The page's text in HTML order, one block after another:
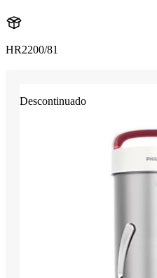
HR2200/81
Descontinuado